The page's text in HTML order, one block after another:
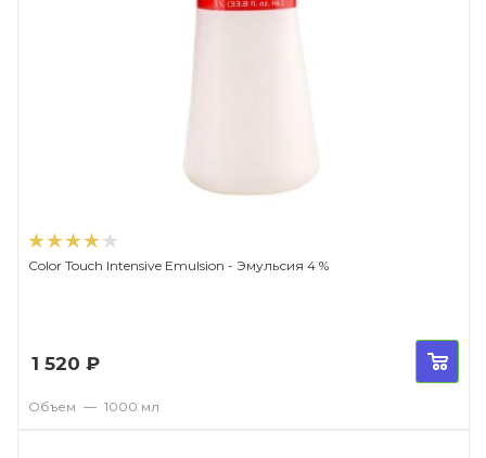
Color Touch Intensive Emulsion - Эмульсия 4 %
1 520 ₽
Объем — 1000 мл